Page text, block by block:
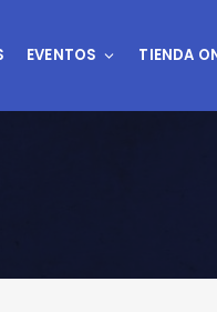
EVENTOS TIENDA